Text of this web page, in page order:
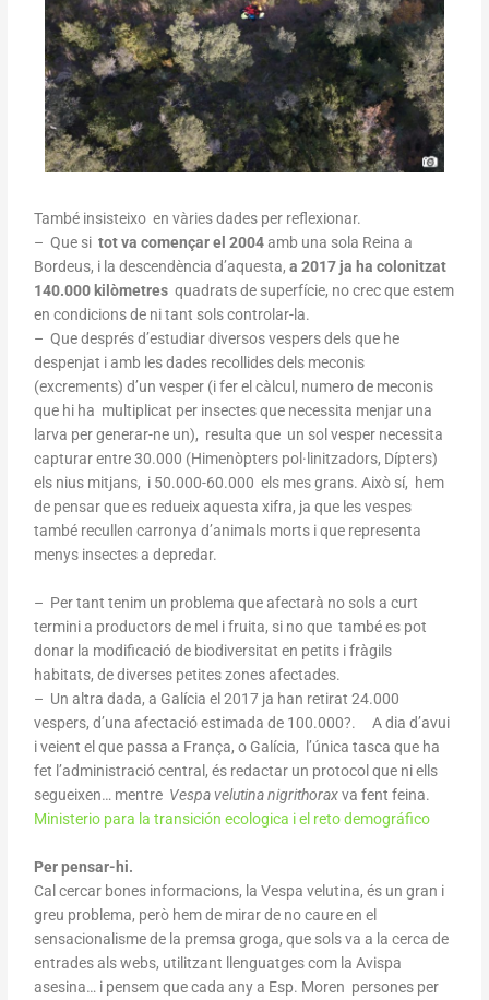
També insisteixo en vàries dades per reflexionar.
– Que sitot va començar el 2004amb una sola Reina a
Bordeus, i la descendència d’aquesta,a 2017 ja ha colonitzat
140.000 kilòmetres quadrats de superfície, no crec que estem
en condicions de ni tant sols controlar-la.
– Que després d’estudiar diversos vespers dels que he
despenjat i amb les dades recollides dels meconis
(excrements) d’un vesper (i fer el càlcul, numero de meconis
que hi ha multiplicat per insectes que necessita menjar una
larva per generar-ne un), resulta que un sol vesper necessita
capturar entre 30.000 (Himenòpters pol·linitzadors, Dípters)
els nius mitjans, i 50.000-60.000 els mes grans. Això sí, hem
de pensar que es redueix aquesta xifra, ja que les vespes
també recullen carronya d’animals morts i que representa
menys insectes a depredar.
– Per tant tenim un problema que afectarà no sols a curt
termini a productors de mel i fruita, si no que també es pot
donar la modificació de biodiversitat en petits i fràgils
habitats, de diverses petites zones afectades.
– Un altra dada, a Galícia el 2017 ja han retirat 24.000
vespers, d’una afectació estimada de 100.000?. A dia d’avui
i veient el que passa a França, o Galícia, l’única tasca que ha
fet l’administració central, és redactar un protocol que ni ells
segueixen… mentre Vespa velutina nigrithoraxva fent feina.
Ministerio para la transición ecologica i el reto demográfico
Per pensar-hi.
Cal cercar bones informacions, la Vespa velutina, és un gran i
greu problema, però hem de mirar de no caure en el
sensacionalisme de la premsa groga, que sols va a la cerca de
entrades als webs, utilitzant llenguatges com la Avispa
asesina… i pensem que cada any a Esp. Moren persones per